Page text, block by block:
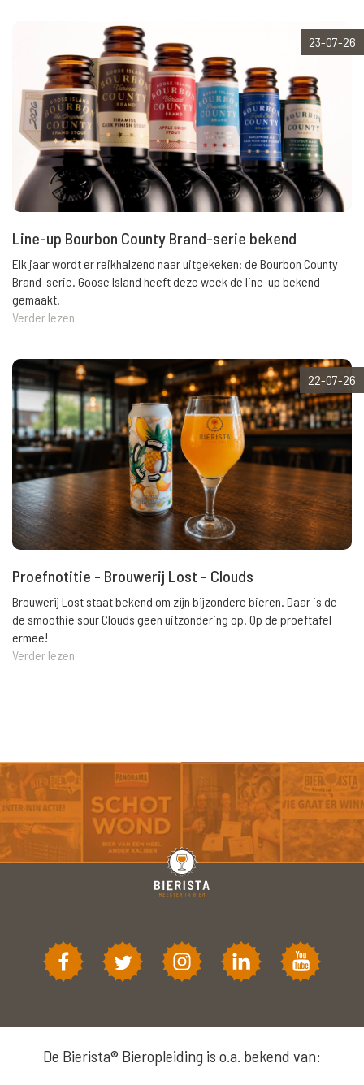
23-07-26
Line-up Bourbon County Brand-serie bekend
Elk jaar wordt er reikhalzend naar uitgekeken: de Bourbon County
Brand-serie. Goose Island heeft deze week de line-up bekend
gemaakt.
Verder lezen
22-07-26
Proefnotitie - Brouwerij Lost - Clouds
Brouwerij Lost staat bekend om zijn bijzondere bieren. Daar is de
de smoothie sour Clouds geen uitzondering op. Op de proeftafel
ermee!
Verder lezen
De Bierista® Bieropleiding is o.a. bekend van: